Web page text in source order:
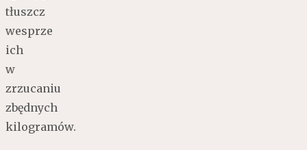
tłuszcz
wesprze
ich
w
zrzucaniu
zbędnych
kilogramów.